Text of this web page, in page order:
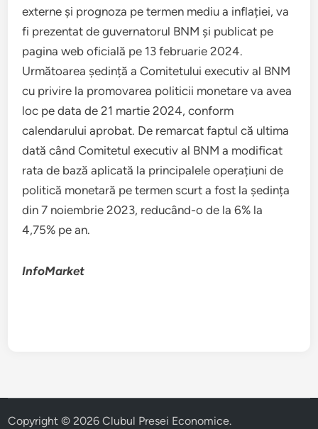
externe și prognoza pe termen mediu a inflației, va
fi prezentat de guvernatorul BNM și publicat pe
pagina web oficială pe 13 februarie 2024.
Următoarea ședință a Comitetului executiv al BNM
cu privire la promovarea politicii monetare va avea
loc pe data de 21 martie 2024, conform
calendarului aprobat. De remarcat faptul că ultima
dată când Comitetul executiv al BNM a modificat
rata de bază aplicată la principalele operațiuni de
politică monetară pe termen scurt a fost la ședința
din 7 noiembrie 2023, reducând-o de la 6% la
4,75% pe an.
InfoMarket
Copyright © 2026Clubul Presei Economice.